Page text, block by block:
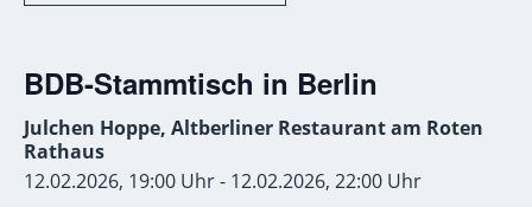
BDB-Stammtisch in Berlin
Julchen Hoppe, Altberliner Restaurant am Roten
Rathaus
12.02.2026, 19:00 Uhr - 12.02.2026, 22:00 Uhr